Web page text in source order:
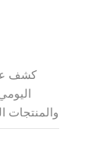
كشف
والمنتجات